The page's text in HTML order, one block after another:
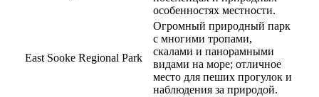
особенностях местности.
East Sooke Regional Park
Огромный природный парк
с многими тропами,
скалами и панорамными
видами на море; отличное
место для пеших прогулок и
наблюдения за природой.